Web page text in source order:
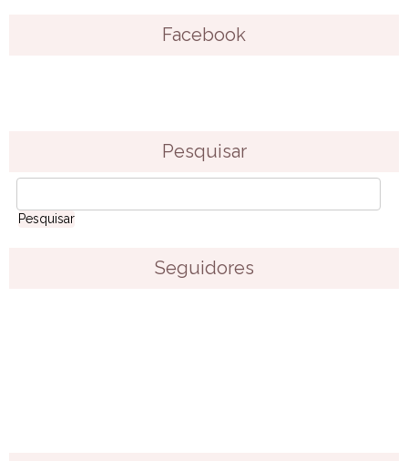
Facebook
Pesquisar
Seguidores